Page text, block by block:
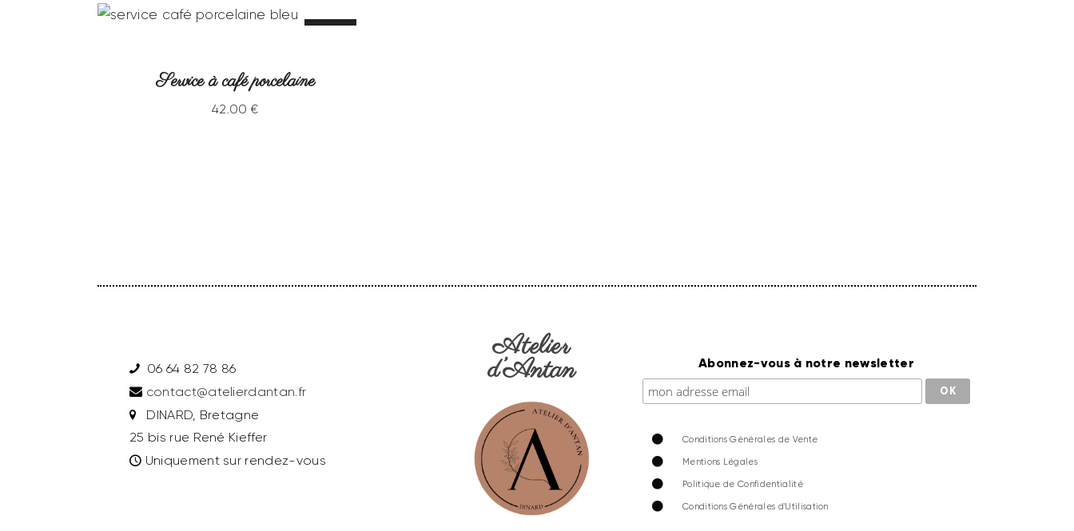
Service à café porcelaine
42.00 €
06 64 82 78 86
contact@atelierdantan.fr
DINARD, Bretagne
25 bis rue René Kieffer
Uniquement sur rendez-vous
Atelier
d’Antan Abonnez-vous à notre newsletter
Conditions Générales de Vente
Mentions Légales
Politique de Confidentialité
Conditions Générales d'Utilisation